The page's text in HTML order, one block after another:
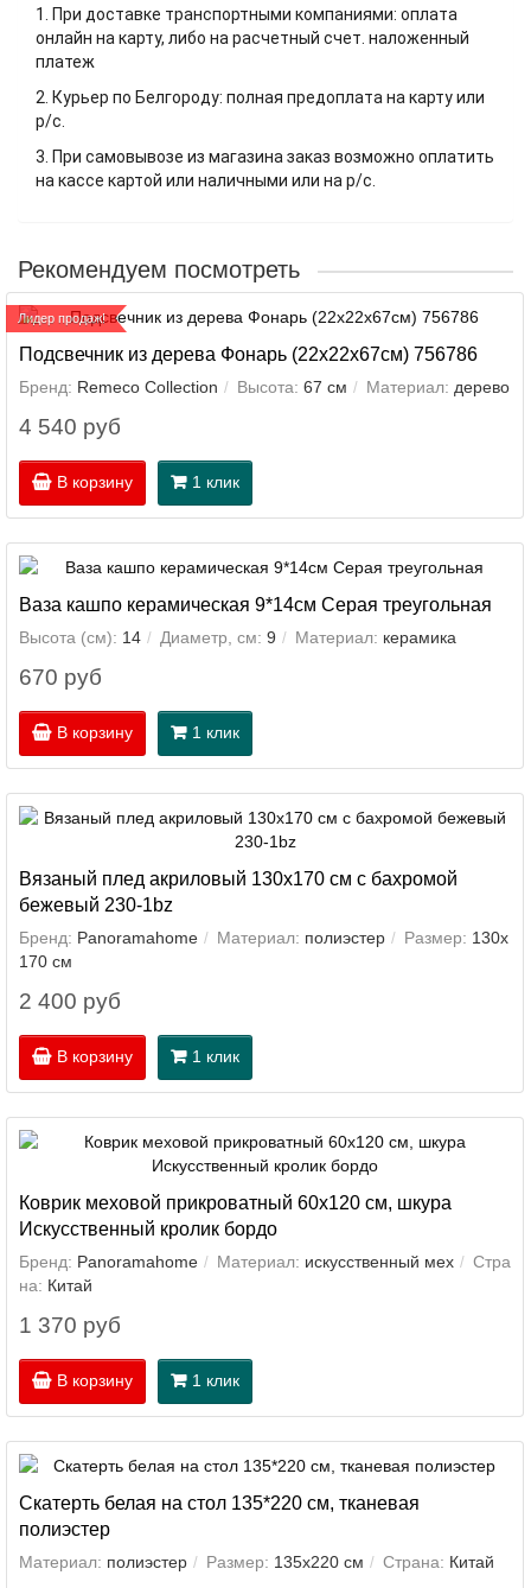
1. При доставке транспортными компаниями: оплата
онлайн на карту, либо на расчетный счет. наложенный
платеж
2. Курьер по Белгороду: полная предоплата на карту или
р/с.
3. При самовывозе из магазина заказ возможно оплатить
на кассе картой или наличными или на р/с.
Рекомендуем посмотреть
Лидер продаж!
Подсвечник из дерева Фонарь (22х22х67см) 756786
Бренд: Remeco Collection Высота: 67 см Материал: дерево
4 540 руб
В корзину 1 клик
Ваза кашпо керамическая 9*14см Серая треугольная
Высота (см): 14 Диаметр, см: 9 Материал: керамика
670 руб
В корзину 1 клик
Вязаный плед акриловый 130х170 см с бахромой
бежевый 230-1bz
Бренд: Panoramahome Материал: полиэстер Размер: 130х
170 см
2 400 руб
В корзину 1 клик
Коврик меховой прикроватный 60х120 см, шкура
Искусственный кролик бордо
Бренд: Panoramahome Материал: искусственный мех
Стра
на: Китай
1 370 руб
В корзину 1 клик
Скатерть белая на стол 135*220 см, тканевая
полиэстер
Материал: полиэстер Размер: 135х220 см Страна: Китай